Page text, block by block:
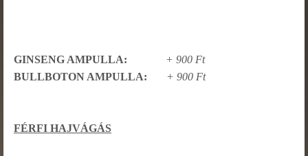
GINSENG AMPULLA:
+ 900 Ft
BULLBOTON AMPULLA:
+ 900 Ft
FÉRFI HAJVÁGÁS